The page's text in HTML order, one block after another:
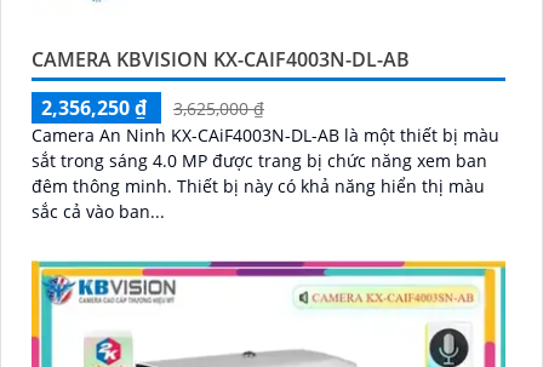
CAMERA KBVISION KX-CAIF4003N-DL-AB
2,356,250 ₫
3,625,000 ₫
Camera An Ninh KX-CAiF4003N-DL-AB là một thiết bị màu
sắt trong sáng 4.0 MP được trang bị chức năng xem ban
đêm thông minh. Thiết bị này có khả năng hiển thị màu
sắc cả vào ban...